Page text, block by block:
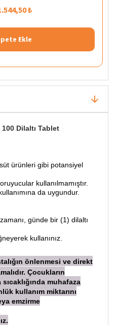
₺
Ekle
Dilaltı Tablet
ürünleri gibi potansiyel
kullanılmamıştır.
da uygundur.
günde bir (1) dilaltı
kullanınız.
önlenmesi ve direkt
Çocukların
muhafaza
kullanım miktarını
emzirme